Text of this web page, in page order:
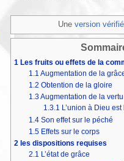
Uneversion
1 Les fruits ou effets de la
1.1 Augmentation de la
1.2 Obtention de la gloire
1.3Augmentation de la
1.3.1 L’union à Dieu
1.4 Son effet sur le péché
1.5 Effets sur le corps
2 les dispositions requises
2.1 L’état de grâce